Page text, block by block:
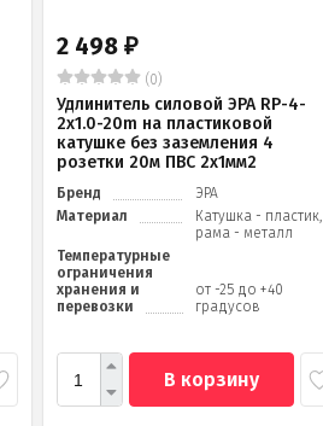
2 498 ₽
(0)
Удлинитель силовой ЭРА RP-4-
2x1.0-20m на пластиковой
катушке без заземления 4
розетки 20м ПВС 2х1мм2
Бренд
ЭРА
Материал
Катушка - пластик,
рама - металл
Температурные
ограничения
хранения и
перевозки
от -25 до +40
градусов
В корзину